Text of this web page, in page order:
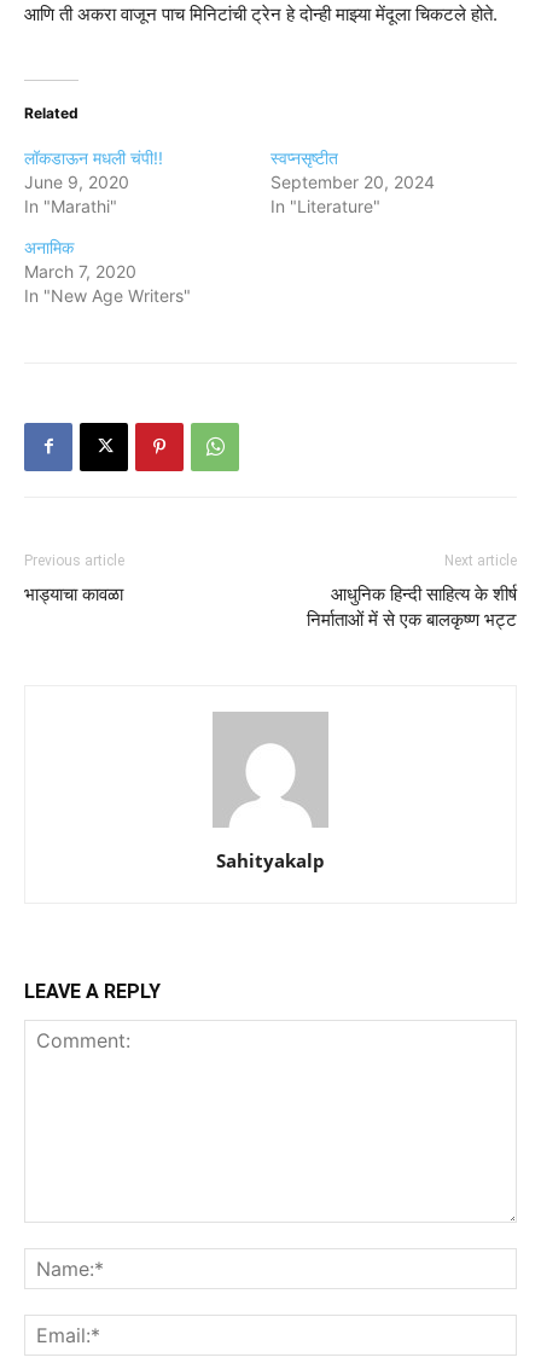
आणि ती अकरा वाजून पाच मिनिटांची ट्रेन हे दोन्ही माझ्या मेंदूला चिकटले होते.
Related
लॉकडाऊन मधली चंपी!!
June 9, 2020
In "Marathi"
स्वप्नसृष्टीत
September 20, 2024
In "Literature"
अनामिक
March 7, 2020
In "New Age Writers"
Previous article
भाड्याचा कावळा
Next article
आधुनिक हिन्दी साहित्य के शीर्ष
निर्माताओं में से एक बालकृष्ण भट्ट
Sahityakalp
LEAVE A REPLY